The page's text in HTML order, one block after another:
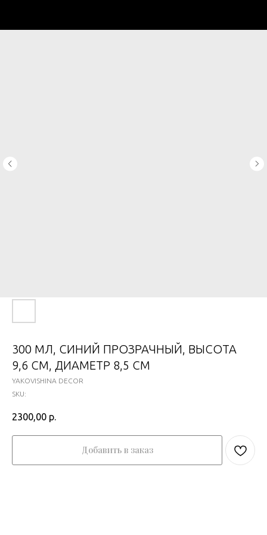
300 МЛ, СИНИЙ ПРОЗРАЧНЫЙ, ВЫСОТА
9,6 СМ, ДИАМЕТР 8,5 СМ
YAKOVISHINA DECOR
SKU:
2300,00 р.
Добавить в заказ